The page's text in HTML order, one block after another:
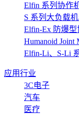
Elfin 系列协作
S 系列大负载
Elfin-Ex 防爆型
Humanoid Joint
Elfin-Li、S-Li
应用行业
3C电子
汽车
医疗